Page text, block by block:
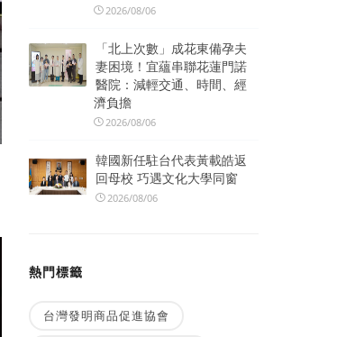
2026/08/06
「北上次數」成花東備孕夫
妻困境！宜蘊串聯花蓮門諾
醫院：減輕交通、時間、經
濟負擔
2026/08/06
韓國新任駐台代表黃載皓返
回母校 巧遇文化大學同窗
2026/08/06
熱門標籤
台灣發明商品促進協會